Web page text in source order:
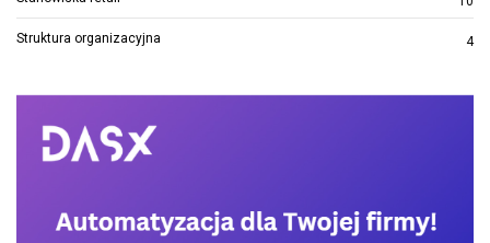
Struktura organizacyjna 4